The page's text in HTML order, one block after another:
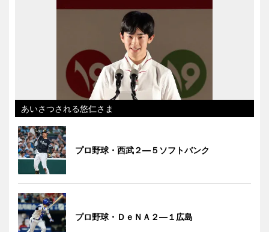
あいさつされる悠仁さま
プロ野球・西武２―５ソフトバンク
プロ野球・ＤｅＮＡ２―１広島